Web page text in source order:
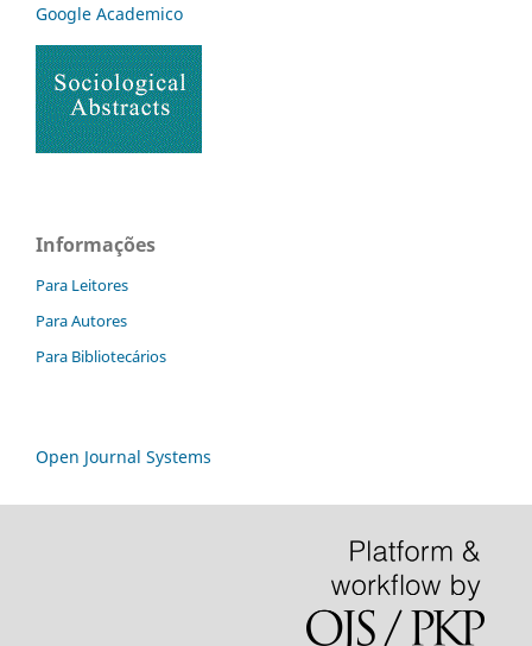
Google Academico
Informações
Para Leitores
Para Autores
Para Bibliotecários
Open Journal Systems